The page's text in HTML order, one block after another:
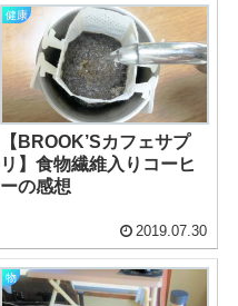
健康
【BROOK’Sカフェサプ
リ】食物繊維入りコーヒ
ーの感想
2019.07.30
物